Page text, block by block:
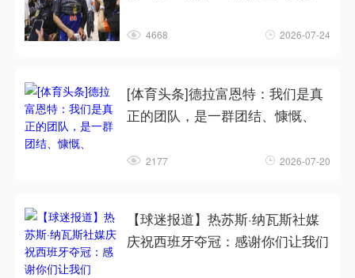
4668 2026-07-24
[体育头条]德拉富恩特：我们是真
正的团队，是一群团结、慷慨、
2177 2026-07-20
【球迷报道】热苏斯·纳瓦斯社媒
庆祝西班牙夺冠：感谢你们让我们